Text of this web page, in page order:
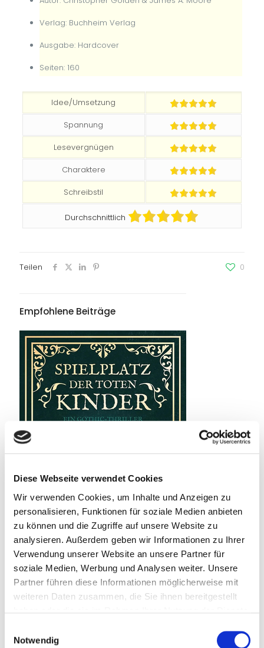
Diese Webseite verwendet Cookies
Wir verwenden Cookies, um Inhalte und Anzeigen zu
personalisieren, Funktionen für soziale Medien anbieten
zu können und die Zugriffe auf unsere Website zu
analysieren. Außerdem geben wir Informationen zu Ihrer
Verwendung unserer Website an unsere Partner für
soziale Medien, Werbung und Analysen weiter. Unsere
Partner führen diese Informationen möglicherweise mit
weiteren Daten zusammen, die Sie ihnen bereitgestellt
Notwendig
Verlag: Buchheim Verlag
Ausgabe: Hardcover
Seiten: 160
Idee/Umsetzung
Spannung
Lesevergnügen
Charaktere
Schreibstil
Durchschnittlich
Teilen 0
Empfohlene Beiträge